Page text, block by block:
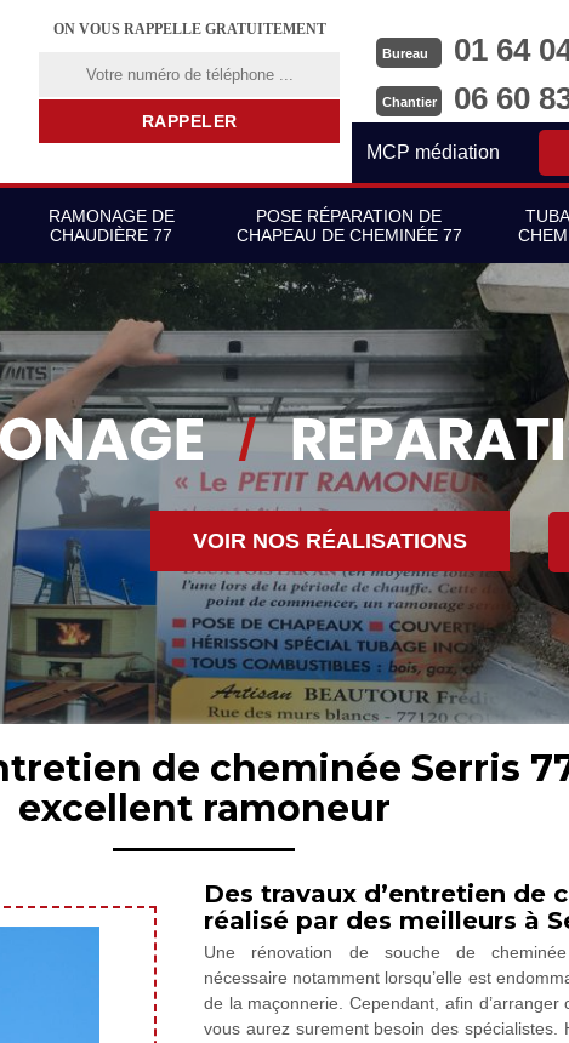
ON VOUS RAPPELLE GRATUITEMENT
Bureau 01 64
Chantier 06 60
MCP médiation
RAMONAGE DE
CHAUDIÈRE 77
POSE RÉPARATION DE
CHAPEAU DE CHEMINÉE 77
VOIR NOS RÉALISATIONS
de cheminée Serris
excellent ramoneur
Des travaux d’entretien de
réalisé par des meilleurs à
Une rénovation de souche de
nécessaire notamment lorsqu’elle est
de la maçonnerie. Cependant, afin d’arranger
vous aurez surement besoin des spécialistes.